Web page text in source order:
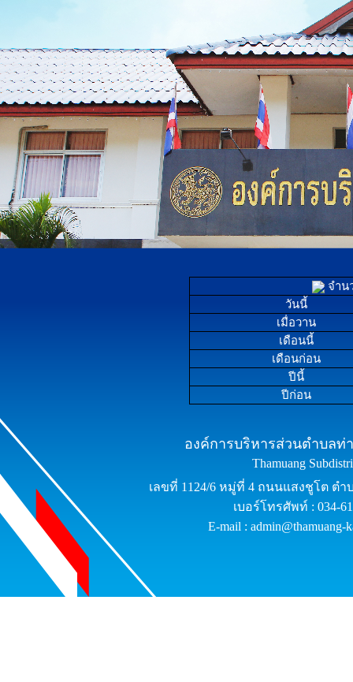
จำน
วันนี้
เมื่อวาน
เดือนนี้
เดือนก่อน
ปีนี้
ปีก่อน
องค์การบริหารส่วนตำบลท่
Thamuang
เลขที่ 1124/6 หมู่ที่ 4 ถนนแสงชูโต ต
เบอร์โทรศัพท์ : 034-
E-mail : admin@thamuang-